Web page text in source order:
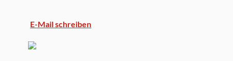
E-Mail schreiben